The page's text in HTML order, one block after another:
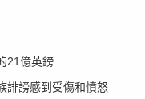
21億英鎊
誹謗感到受傷和憤怒